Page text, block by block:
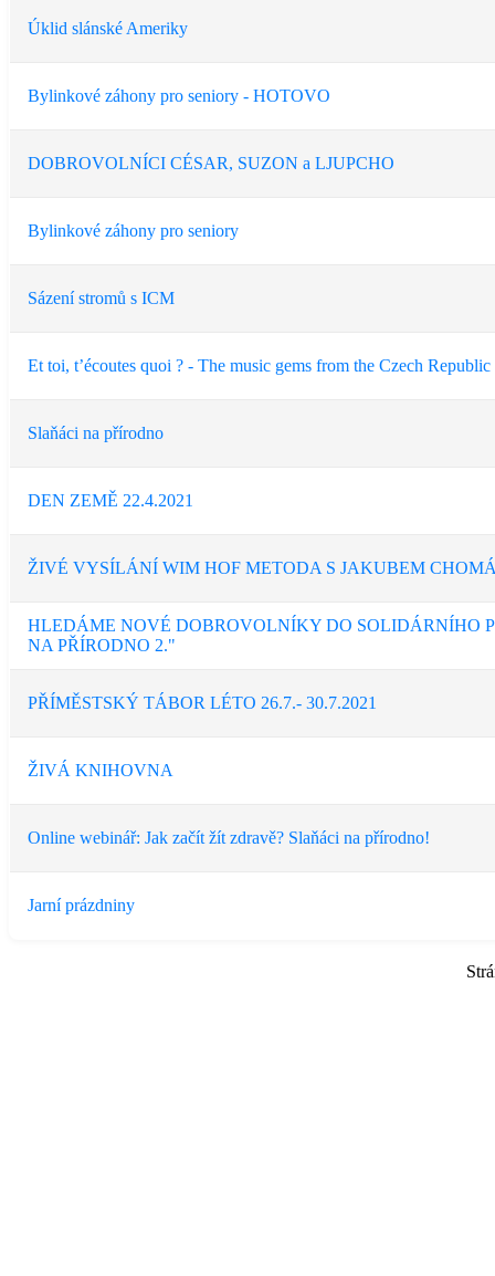
Úklid slánské Ameriky
Bylinkové záhony pro seniory - HOTOVO
DOBROVOLNÍCI CÉSAR, SUZON a LJUPCHO
Bylinkové záhony pro seniory
Sázení stromů s ICM
Et toi, t’écoutes quoi ? - The music gems from the Czech Republic
Slaňáci na přírodno
DEN ZEMĚ 22.4.2021
ŽIVÉ VYSÍLÁNÍ WIM HOF METODA S JAKUBEM
HLEDÁME NOVÉ DOBROVOLNÍKY DO SOLIDÁRNÍHO
NA PŘÍRODNO 2."
PŘÍMĚSTSKÝ TÁBOR LÉTO 26.7.- 30.7.2021
ŽIVÁ KNIHOVNA
Online webinář: Jak začít žít zdravě? Slaňáci na přírodno!
Jarní prázdniny